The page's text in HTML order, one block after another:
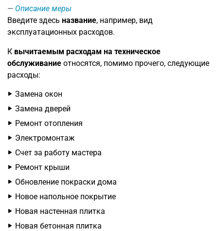
Описание меры
Введите здесь название, например, вид
эксплуатационных расходов.
К вычитаемым расходам на техническое
обслуживание относятся, помимо прочего, следующие
расходы:
Замена окон
Замена дверей
Ремонт отопления
Электромонтаж
Счет за работу мастера
Ремонт крыши
Обновление покраски дома
Новое напольное покрытие
Новая настенная плитка
Новая бетонная плитка